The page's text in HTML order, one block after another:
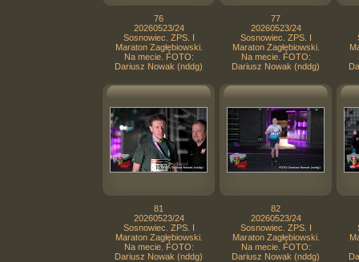
76
20260523/24
Sosnowiec. ZPS. I
Maraton Zagłębiowski.
Na mecie. FOTO:
Dariusz Nowak (nddg)
77
20260523/24
Sosnowiec. ZPS. I
Maraton Zagłębiowski.
Na mecie. FOTO:
Dariusz Nowak (nddg)
81
20260523/24
Sosnowiec. ZPS. I
Maraton Zagłębiowski.
Na mecie. FOTO:
Dariusz Nowak (nddg)
82
20260523/24
Sosnowiec. ZPS. I
Maraton Zagłębiowski.
Na mecie. FOTO:
Dariusz Nowak (nddg)